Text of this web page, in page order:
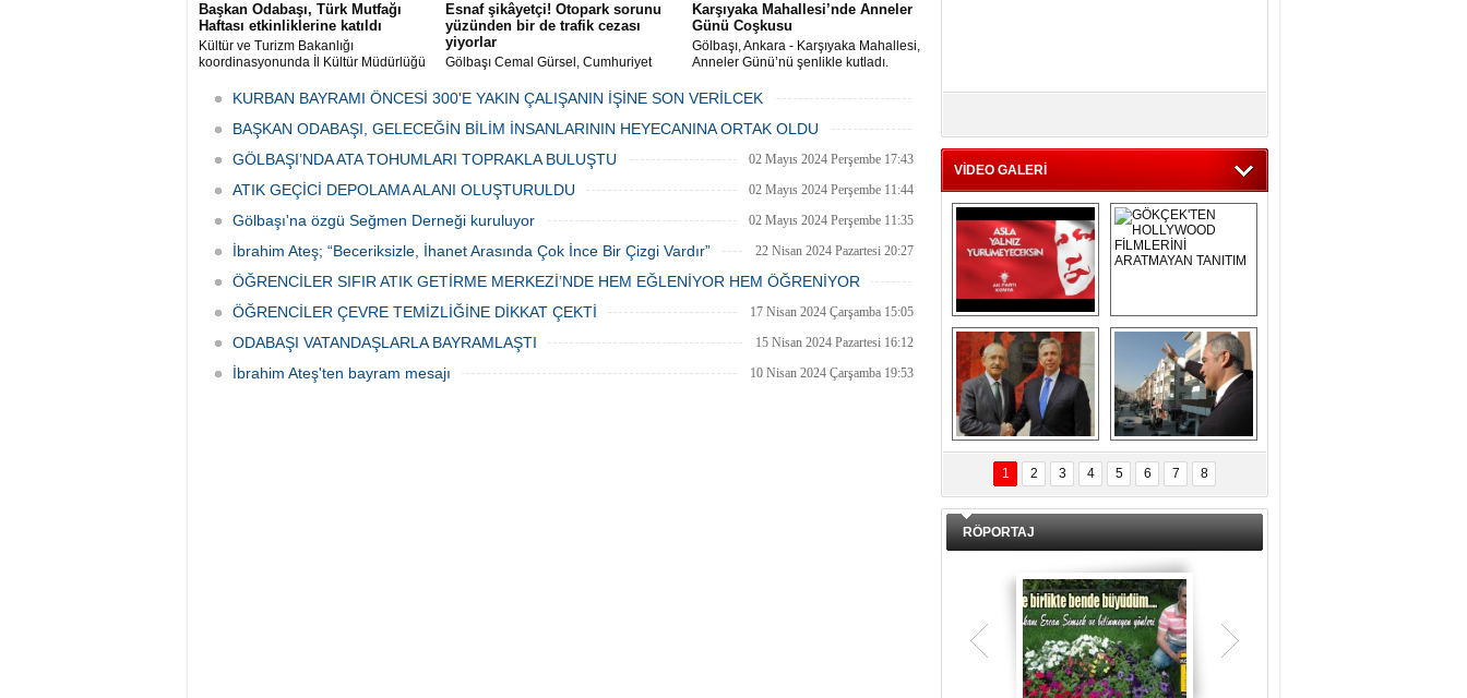
Başkan Odabaşı, Türk Mutfağı
Haftası etkinliklerine katıldı
Kültür ve Turizm Bakanlığı
koordinasyonunda İl Kültür Müdürlüğü
Haftası" etkinlikleri Ankara'da devam
Esnaf şikâyetçi! Otopark sorunu
yüzünden bir de trafik cezası
yiyorlar
Gölbaşı Cemal Gürsel, Cumhuriyet
bulunan esnaf ve alışverişe gelen
vatandaşlar park cezaları yüzünden
canından bezdi.
Karşıyaka Mahallesi’nde Anneler
Günü Coşkusu
Gölbaşı, Ankara - Karşıyaka Mahallesi,
Anneler Günü’nü şenlikle kutladı.
öncülüğünde düzenlenen 1. Karşıyaka
KURBAN BAYRAMI ÖNCESİ 300'E YAKIN ÇALIŞANIN İŞİNE SON VERİLCEK
06 Mayıs 2024 Pazartesi 15:47
BAŞKAN ODABAŞI, GELECEĞİN BİLİM İNSANLARININ HEYECANINA ORTAK OLDU
06 Mayıs 2024 Pazartesi 15:31
GÖLBAŞI’NDA ATA TOHUMLARI TOPRAKLA BULUŞTU 02 Mayıs 2024 Perşembe 17:43
ATIK GEÇİCİ DEPOLAMA ALANI OLUŞTURULDU 02 Mayıs 2024 Perşembe 11:44
Gölbaşı'na özgü Seğmen Derneği kuruluyor 02 Mayıs 2024 Perşembe 11:35
İbrahim Ateş; “Beceriksizle, İhanet Arasında Çok İnce Bir Çizgi Vardır” 22 Nisan 2024 Pazartesi 20:27
ÖĞRENCİLER SIFIR ATIK GETİRME MERKEZİ’NDE HEM EĞLENİYOR HEM ÖĞRENİYOR
20 Nisan 2024 Cumartesi 15:26
ÖĞRENCİLER ÇEVRE TEMİZLİĞİNE DİKKAT ÇEKTİ 17 Nisan 2024 Çarşamba 15:05
ODABAŞI VATANDAŞLARLA BAYRAMLAŞTI 15 Nisan 2024 Pazartesi 16:12
İbrahim Ateş'ten bayram mesajı 10 Nisan 2024 Çarşamba 19:53
VİDEO GALERİ
Asla Yalnız
Yürümeyeceksin
Uzun Adam
GÖKÇEK'TEN
HOLLYWOOD
FİLMLERİNİ
ARATMAYAN
TANITIM
DAL İÇERİ ZÜBÜK!
ERCAN ŞİMŞEK
GÖLBAŞI'NDA
KASIRGA ETKİSİ
YARATTI !
1 2 3 4 5 6 7 8
RÖPORTAJ
Teşrik tekbiri nedir? Ne anlama gelir?